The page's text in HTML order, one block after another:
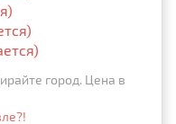
город. Цена в